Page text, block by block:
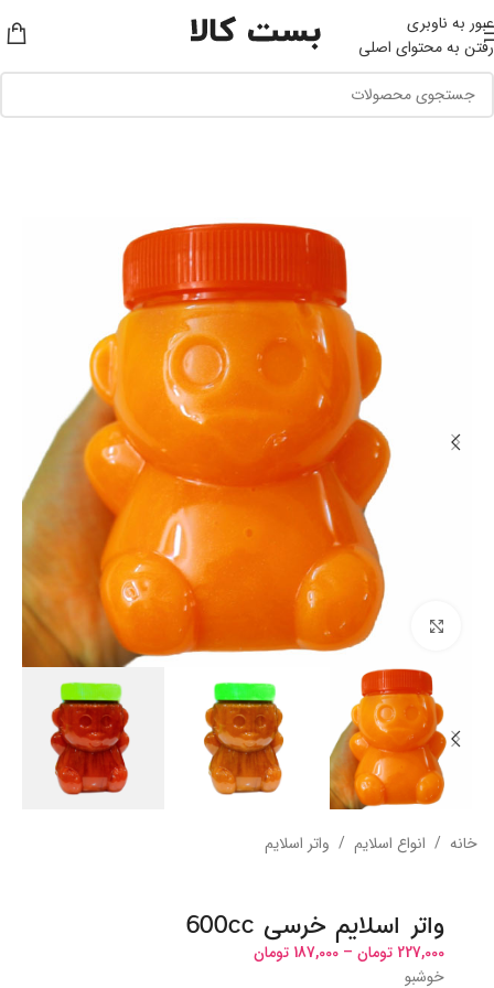
عبور به ناوبری
رفتن به محتوای اصلی
بزرگنمایی تصویر
خانه / انواع اسلایم / واتر اسلایم
واتر اسلایم خرسی 600cc
227,000 تومان –
187,000 تومان
خوشبو